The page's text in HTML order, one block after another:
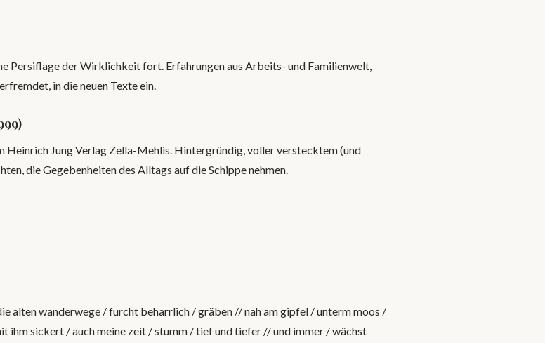
Persiflage der Wirklichkeit fort. Erfahrungen aus Arbeits- und Familienwelt,
in die neuen Texte ein.
Heinrich Jung Verlag Zella-Mehlis. Hintergründig, voller verstecktem (und
die Gegebenheiten des Alltags auf die Schippe nehmen.
alten wanderwege / furcht beharrlich / gräben // nah am gipfel / unterm moos /
ihm sickert / auch meine zeit / stumm / tief und tiefer // und immer / wächst